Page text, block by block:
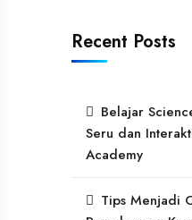
Recent Posts
Belajar
Seru dan
Academy
Tips Menjadi